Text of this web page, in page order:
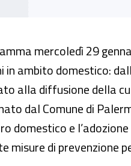
“Gli infortuni in
mercoledì 29
ambito domestico:
alla diffusione della
dal Comune di
domestico e
misure di prevenzione